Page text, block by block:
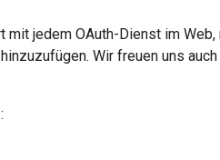
jedem OAuth-Dienst im
Wir freuen uns